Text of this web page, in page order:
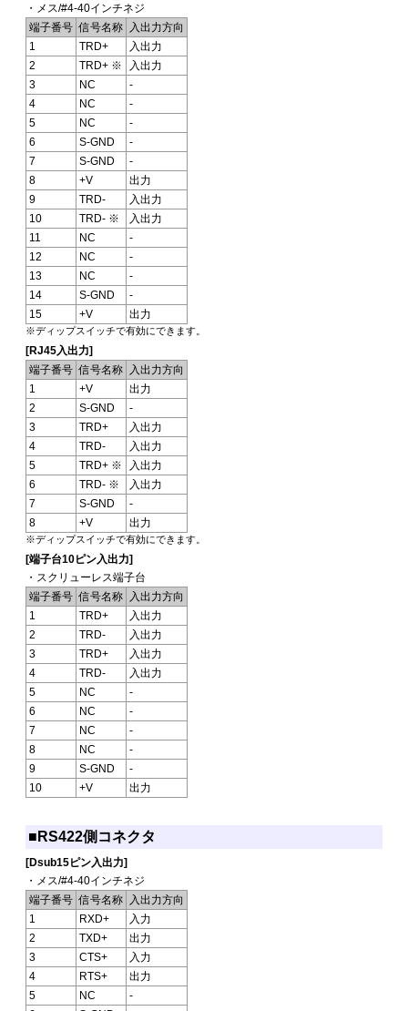
・メス/#4-40インチネジ
端子番号 信号名称
入出力方向
1
TRD+
入出力
2
TRD+ ※
入出力
3
NC
-
4
NC
-
5
NC
-
6
S-GND
-
7
S-GND
-
8
+V
出力
9
TRD-
入出力
10
TRD- ※
入出力
11
NC
-
12
NC
-
13
NC
-
14
S-GND
-
15
+V 出力
※ディップスイッチで有効にできます。
[RJ45入出力]
端子番号 信号名称
入出力方向
1
+V
出力
2
S-GND
-
3
TRD+
入出力
4
TRD-
入出力
5
TRD+ ※
入出力
6
TRD- ※
入出力
7
S-GND
-
8
+V 出力
※ディップスイッチで有効にできます。
[端子台10ピン入出力]
・スクリューレス端子台
端子番号 信号名称
入出力方向
1
TRD+
入出力
2
TRD-
入出力
3
TRD+
入出力
4
TRD-
入出力
5
NC
-
6
NC
-
7
NC
-
8
NC
-
9
S-GND
-
10
+V 出力
■RS422側コネクタ
[Dsub15ピン入出力]
・メス/#4-40インチネジ
端子番号 信号名称
入出力方向
1
RXD+
入力
2
TXD+
出力
3
CTS+
入力
4
RTS+
出力
5
NC
-